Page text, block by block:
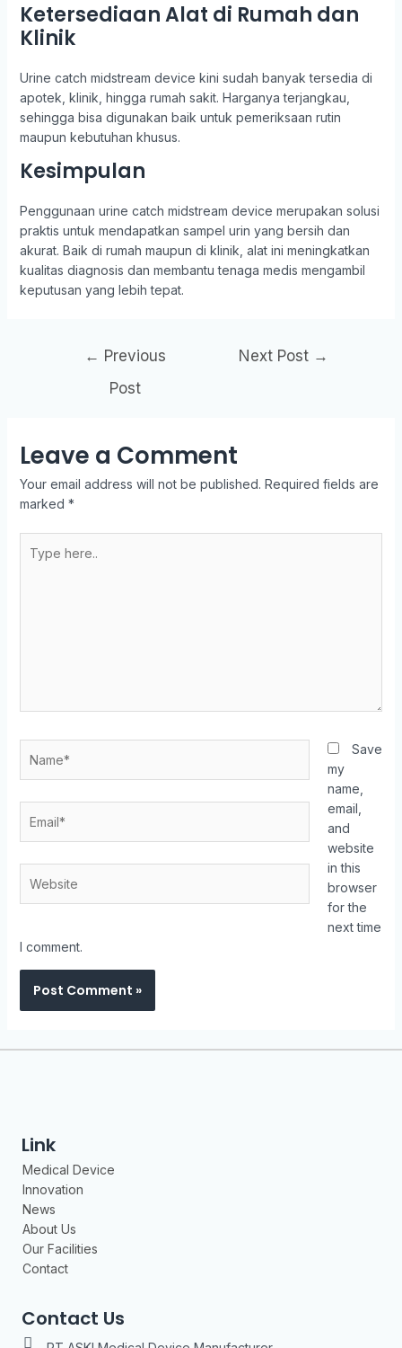
Ketersediaan Alat di Rumah dan
Klinik
Urine catch midstream device kini sudah banyak tersedia di
apotek, klinik, hingga rumah sakit. Harganya terjangkau,
sehingga bisa digunakan baik untuk pemeriksaan rutin
maupun kebutuhan khusus.
Kesimpulan
Penggunaan urine catch midstream device merupakan solusi
praktis untuk mendapatkan sampel urin yang bersih dan
akurat. Baik di rumah maupun di klinik, alat ini meningkatkan
kualitas diagnosis dan membantu tenaga medis mengambil
keputusan yang lebih tepat.
← Previous
Post
Next Post →
Leave a Comment
Your email address will not be published. Required fields are
marked *
Save
my
name,
email,
and
website
in this
browser
for the
next time
I comment.
Link
Medical Device
Innovation
News
About Us
Our Facilities
Contact
Contact Us